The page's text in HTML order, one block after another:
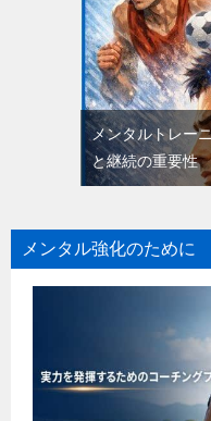
メンタルトレー
と継続の重要性
メンタル強化のために